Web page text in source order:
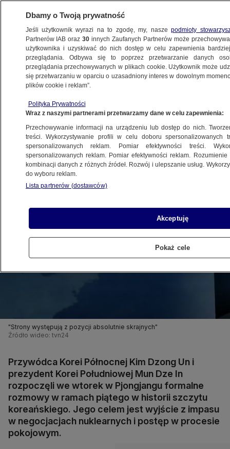
ŚWIAT
Przejazd wśród okrzyków "zjednoczenie
ojczyzny"
18.09.2018, 14:35
Udostępnij
"Strony występują z pozycji absolutnie skrajnych"
Źródło wideo: tvn24
Przywódca Korei Północnej Kim Dzong Un i
prezydent Korei Południowej Mun Dze In
rozpoczęli we wtorek w Pjongjangu formalne
rozmowy w ramach piątego w historii szczytu
koreańskiego. Jego celem jest wyjście z impasu
w negocjacjach nuklearnych i postęp w procesie
pokojowym.
Dbamy o Twoją prywatność
Jeśli użytkownik wyrazi na to zgodę, my, naszepodmioty
Partnerów IAB oraz30 innych Zaufanych Partnerów może
użytkownika i uzyskiwać do nich dostęp w celu zapewnienia
przeglądania. Odbywa się to poprzez przetwarzanie danych
przeglądania przechowywanych w plikach cookie. Użytkownik może
się przetwarzaniu w oparciu o uzasadniony interes w dowolnym
plików cookie i reklam”.
Polityka Prywatności
Wraz z naszymi partnerami przetwarzamy dane w celu zapewnienia:
Przechowywanie informacji na urządzeniu lub dostęp do nich.
treści. Wykorzystywanie profili w celu doboru spersonalizowanych
spersonalizowanych reklam. Pomiar efektywności treści.
spersonalizowanych reklam. Pomiar efektywności reklam.
kombinacji danych z różnych źródeł. Rozwój i ulepszanie usług.
do wyboru reklam.
Lista partnerów (dostawców)
Akceptuję
Pokaż cele